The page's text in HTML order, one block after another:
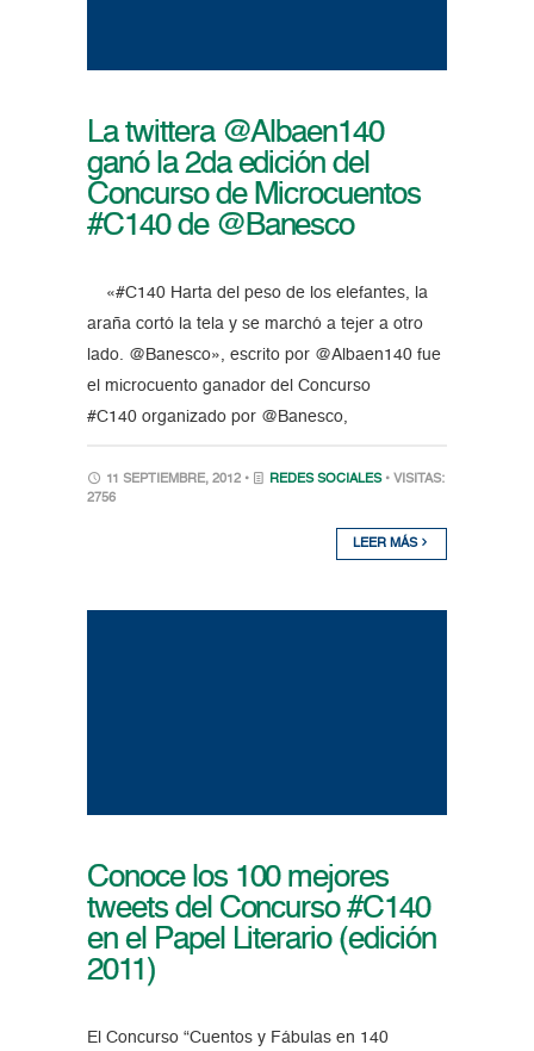
La twittera @Albaen140
ganó la 2da edición del
Concurso de Microcuentos
#C140 de @Banesco
«#C140 Harta del peso de los elefantes, la
araña cortó la tela y se marchó a tejer a otro
lado. @Banesco», escrito por @Albaen140 fue
el microcuento ganador del Concurso
#C140 organizado por @Banesco,
11 SEPTIEMBRE, 2012 • REDES SOCIALES • VISITAS:
2756
LEER MÁS
Conoce los 100 mejores
tweets del Concurso #C140
en el Papel Literario (edición
2011)
El Concurso “Cuentos y Fábulas en 140